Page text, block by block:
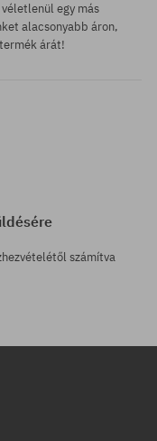
egy más
alacsonyabb áron,
árát!
számítva